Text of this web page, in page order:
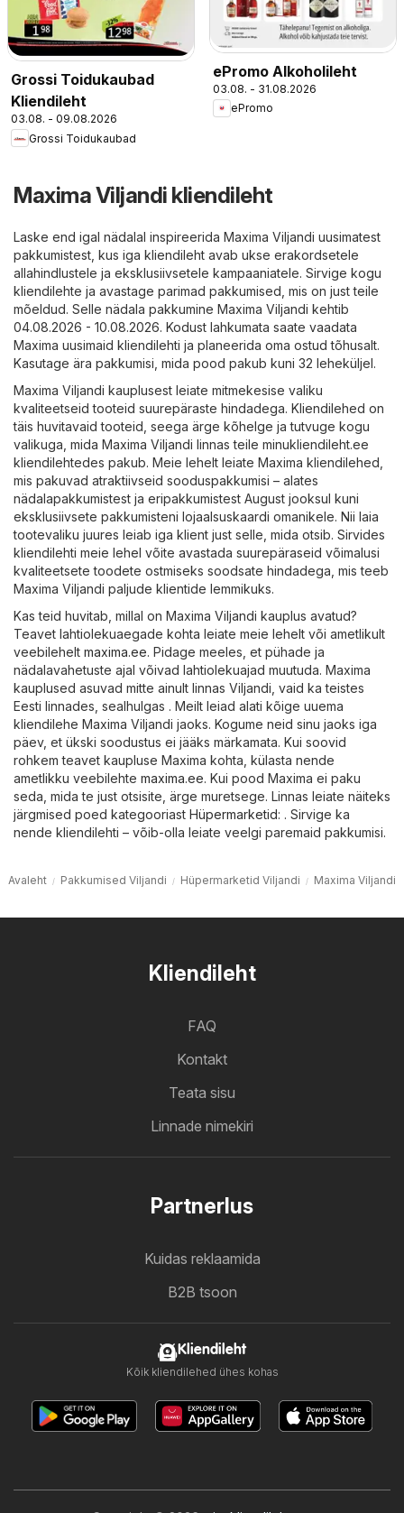
Grossi Toidukaubad
Kliendileht
03.08. - 09.08.2026
Grossi Toidukaubad
ePromo Alkoholileht
03.08. - 31.08.2026
ePromo
Maxima Viljandi kliendileht
Laske end igal nädalal inspireerida Maxima Viljandi uusimatest
pakkumistest, kus iga kliendileht avab ukse erakordsetele
allahindlustele ja eksklusiivsetele kampaaniatele. Sirvige kogu
kliendilehte ja avastage parimad pakkumised, mis on just teile
mõeldud. Selle nädala pakkumine Maxima Viljandi kehtib
04.08.2026 - 10.08.2026. Kodust lahkumata saate vaadata
Maxima uusimaid kliendilehti ja planeerida oma ostud tõhusalt.
Kasutage ära pakkumisi, mida pood pakub kuni 32 leheküljel.
Maxima Viljandi kauplusest leiate mitmekesise valiku
kvaliteetseid tooteid suurepäraste hindadega. Kliendilehed on
täis huvitavaid tooteid, seega ärge kõhelge ja tutvuge kogu
valikuga, mida Maxima Viljandi linnas teile minukliendileht.ee
kliendilehtedes pakub. Meie lehelt leiate Maxima kliendilehed,
mis pakuvad atraktiivseid sooduspakkumisi – alates
nädalapakkumistest ja eripakkumistest August jooksul kuni
eksklusiivsete pakkumisteni lojaalsuskaardi omanikele. Nii laia
tootevaliku juures leiab iga klient just selle, mida otsib. Sirvides
kliendilehti meie lehel võite avastada suurepäraseid võimalusi
kvaliteetsete toodete ostmiseks soodsate hindadega, mis teeb
Maxima Viljandi paljude klientide lemmikuks.
Kas teid huvitab, millal on Maxima Viljandi kauplus avatud?
Teavet lahtiolekuaegade kohta leiate meie lehelt või ametlikult
veebilehelt maxima.ee. Pidage meeles, et pühade ja
nädalavahetuste ajal võivad lahtiolekuajad muutuda. Maxima
kauplused asuvad mitte ainult linnas Viljandi, vaid ka teistes
Eesti linnades, sealhulgas . Meilt leiad alati kõige uuema
kliendilehe Maxima Viljandi jaoks. Kogume neid sinu jaoks iga
päev, et ükski soodustus ei jääks märkamata. Kui soovid
rohkem teavet kaupluse Maxima kohta, külasta nende
ametlikku veebilehte maxima.ee. Kui pood Maxima ei paku
seda, mida te just otsisite, ärge muretsege. Linnas leiate näiteks
järgmised poed kategooriast Hüpermarketid: . Sirvige ka
nende kliendilehti – võib-olla leiate veelgi paremaid pakkumisi.
Avaleht Pakkumised Viljandi Hüpermarketid Viljandi Maxima Viljandi
Kliendileht
FAQ
Kontakt
Teata sisu
Linnade nimekiri
Partnerlus
Kuidas reklaamida
B2B tsoon
Kliendileht
Kõik kliendilehed ühes kohas